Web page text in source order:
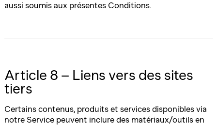
aussi soumis aux présentes Conditions.
Article 8 – Liens vers des sites
tiers
Certains contenus, produits et services disponibles via
notre Service peuvent inclure des matériaux/outils en